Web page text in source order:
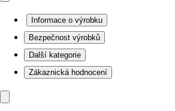
Informace o výrobku
Bezpečnost výrobků
Další kategorie
Zákaznická hodnocení